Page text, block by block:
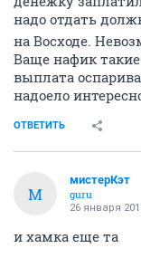
надо отдать
на Восходе.
Ваще нафик
выплата
надоело
ОТВЕТИТЬ
М
мистерКэт
guru
26 января
и хамка еще та